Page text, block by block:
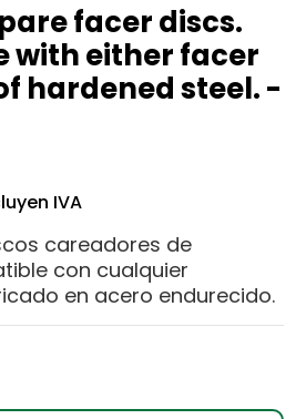
facer discs.
with either facer
hardened steel. -
IVA
careadores de
con cualquier
en acero endurecido.